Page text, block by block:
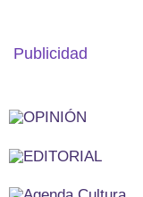
Publicidad